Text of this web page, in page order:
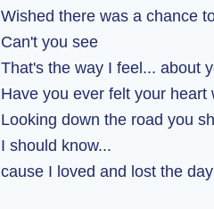
Wished there was a chance
Can't you see
That's the way I feel... about
Have you ever felt your heart
Looking down the road you
I should know...
cause I loved and lost the